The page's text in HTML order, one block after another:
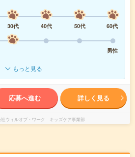
30代 40代 50代
60代
男性
もっと見る
応募へ進む 詳しく見る
社ウィルオブ・ワーク キッズケア事業部